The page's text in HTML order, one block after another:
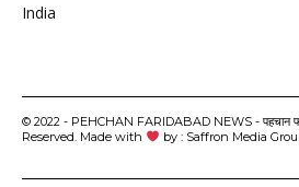
India
© 2022 - PEHCHAN FARIDABAD NEWS - पहचान
Reserved. Made with
by : Saffron Media